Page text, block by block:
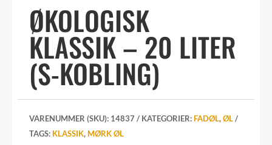
ØKOLOGISK
KLASSIK – 20 LITER
(S-KOBLING)
VARENUMMER (SKU): 14837 KATEGORIER: FADØL,ØL
TAGS: KLASSIK, MØRK ØL